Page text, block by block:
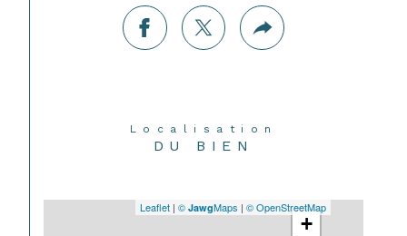
Localisation
DU BIEN
+
Leaflet | © JawgMaps | © OpenStreetMap